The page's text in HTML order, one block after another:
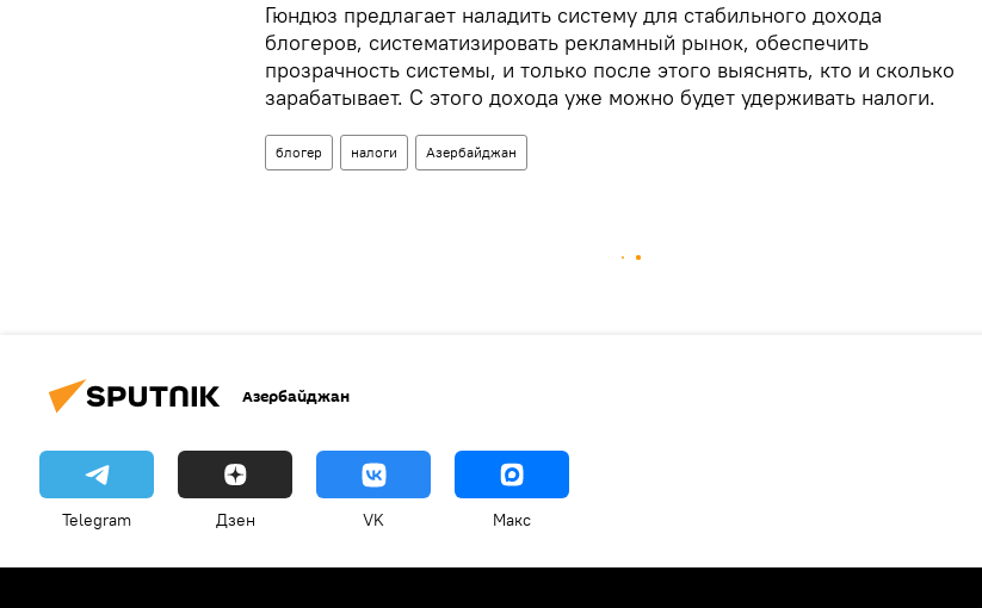
Гюндюз предлагает наладить систему для стабильного дохода
блогеров, систематизировать рекламный рынок, обеспечить
прозрачность системы, и только после этого выяснять, кто и сколько
зарабатывает. С этого дохода уже можно будет удерживать налоги.
блогер налоги Азербайджан
Азербайджан
Telegram Дзен VK Макс